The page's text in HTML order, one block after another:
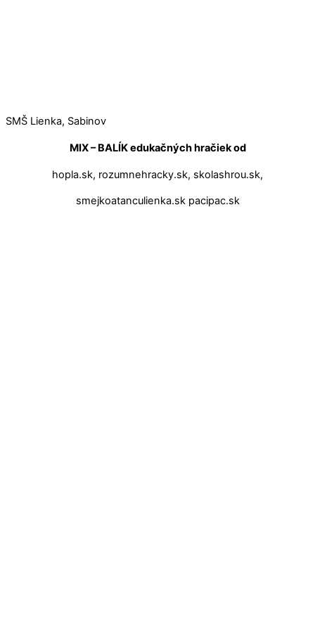
SMŠ Lienka, Sabinov
MIX – BALÍK edukačných hračiek od
hopla.sk, rozumnehracky.sk, skolashrou.sk,
smejkoatanculienka.sk pacipac.sk